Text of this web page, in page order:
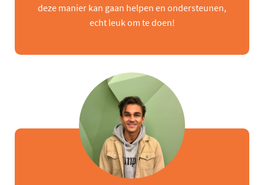
deze manier kan gaan helpen en ondersteunen,
echt leuk om te doen!